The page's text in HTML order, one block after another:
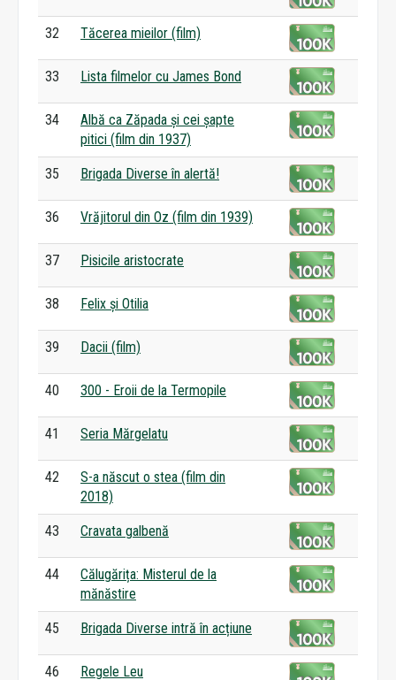
32 Tăcerea mieilor (film)
33 Lista filmelor cu James Bond
34
Albă ca Zăpada și cei șapte
pitici (film din 1937)
35 Brigada Diverse în alertă!
36 Vrăjitorul din Oz (film din 1939)
37 Pisicile aristocrate
38 Felix și Otilia
39 Dacii (film)
40 300 - Eroii de la Termopile
41 Seria Mărgelatu
42
S-a născut o stea (film din
2018)
43 Cravata galbenă
44
Călugărița: Misterul de la
mănăstire
45 Brigada Diverse intră în acțiune
46 Regele Leu